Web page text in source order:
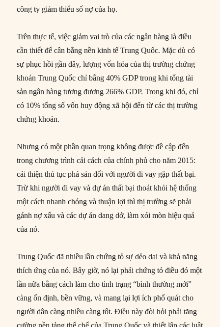
công ty giảm thiểu số nợ của họ.
Trên thực tế, việc giảm vai trò của các ngân hàng là điều
cần thiết để cân bằng nền kinh tế Trung Quốc. Mặc dù có
sự phục hồi gần đây, lượng vốn hóa của thị trường chứng
khoán Trung Quốc chỉ bằng 40% GDP trong khi tổng tài
sản ngân hàng tương đương 266% GDP. Trong khi đó, chỉ
có 10% tổng số vốn huy động xã hội đến từ các thị trường
chứng khoán.
Nhưng có một phần quan trọng không được đề cập đến
trong chương trình cải cách của chính phủ cho năm 2015:
cải thiện thủ tục phá sản đối với người đi vay gặp thất bại.
Trừ khi người đi vay và dự án thất bại thoát khỏi hệ thống
một cách nhanh chóng và thuận lợi thì thị trường sẽ phải
gánh nợ xấu và các dự án dang dở, làm xói mòn hiệu quả
của nó.
Trung Quốc đã nhiều lần chứng tỏ sự dẻo dai và khả năng
thích ứng của nó. Bây giờ, nó lại phải chứng tỏ điều đó một
lần nữa bằng cách làm cho tình trạng “bình thường mới”
càng ổn định, bền vững, và mang lại lợi ích phổ quát cho
người dân càng nhiều càng tốt. Điều này đòi hỏi phải tăng
cường nền tảng thể chế của Trung Quốc và thiết lập các luật